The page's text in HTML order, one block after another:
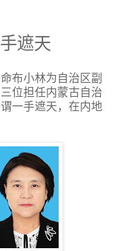
遮天
布小林为自治区副
位担任内蒙古自治
一手遮天，在内地